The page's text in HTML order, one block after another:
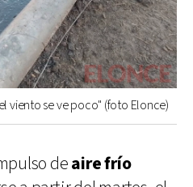
viento se ve poco" (foto Elonce)
deaire frío